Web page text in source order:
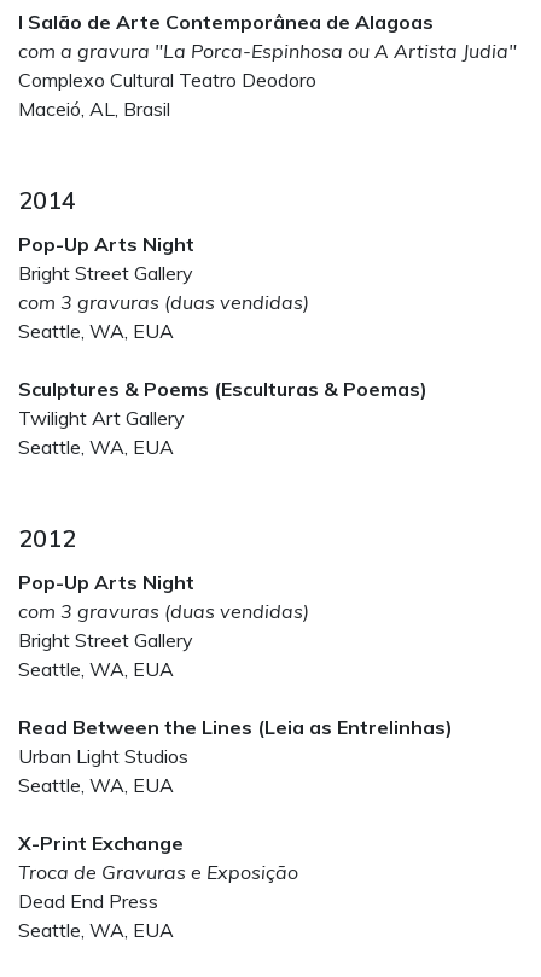
I Salão de Arte Contemporânea de Alagoas
com a gravura "La Porca-Espinhosa ou A Artista Judia"
Complexo Cultural Teatro Deodoro
Maceió, AL, Brasil
2014
Pop-Up Arts Night
Bright Street Gallery
com 3 gravuras (duas vendidas)
Seattle, WA, EUA
Sculptures & Poems (Esculturas & Poemas)
Twilight Art Gallery
Seattle, WA, EUA
2012
Pop-Up Arts Night
com 3 gravuras (duas vendidas)
Bright Street Gallery
Seattle, WA, EUA
Read Between the Lines (Leia as Entrelinhas)
Urban Light Studios
Seattle, WA, EUA
X-Print Exchange
Troca de Gravuras e Exposição
Dead End Press
Seattle, WA, EUA